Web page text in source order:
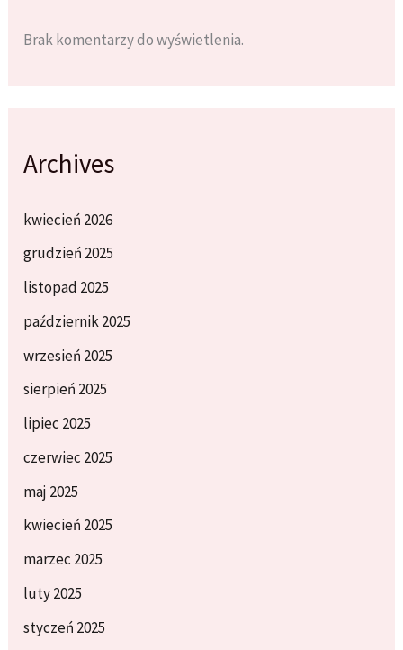
Brak komentarzy do wyświetlenia.
Archives
kwiecień 2026
grudzień 2025
listopad 2025
październik 2025
wrzesień 2025
sierpień 2025
lipiec 2025
czerwiec 2025
maj 2025
kwiecień 2025
marzec 2025
luty 2025
styczeń 2025